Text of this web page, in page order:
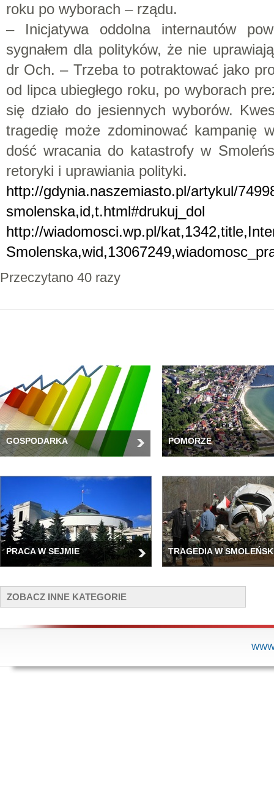
roku po wyborach – rządu.
– Inicjatywa oddolna internautów
sygnałem dla polityków, że nie
dr Och. – Trzeba to potraktować jako
od lipca ubiegłego roku, po wyborach
się działo do jesiennych wyborów.
tragedię może zdominować kampanię
dość wracania do katastrofy w
retoryki i uprawiania polityki.
http://gdynia.naszemiasto.pl/artykul/
smolenska,id,t.html#drukuj_dol
http://wiadomosci.wp.pl/
Przeczytano 40 razy
GOSPODARKA POMORZE
PRACA W SEJMIE TRAGEDIA W
ZOBACZ INNE KATEGORIE